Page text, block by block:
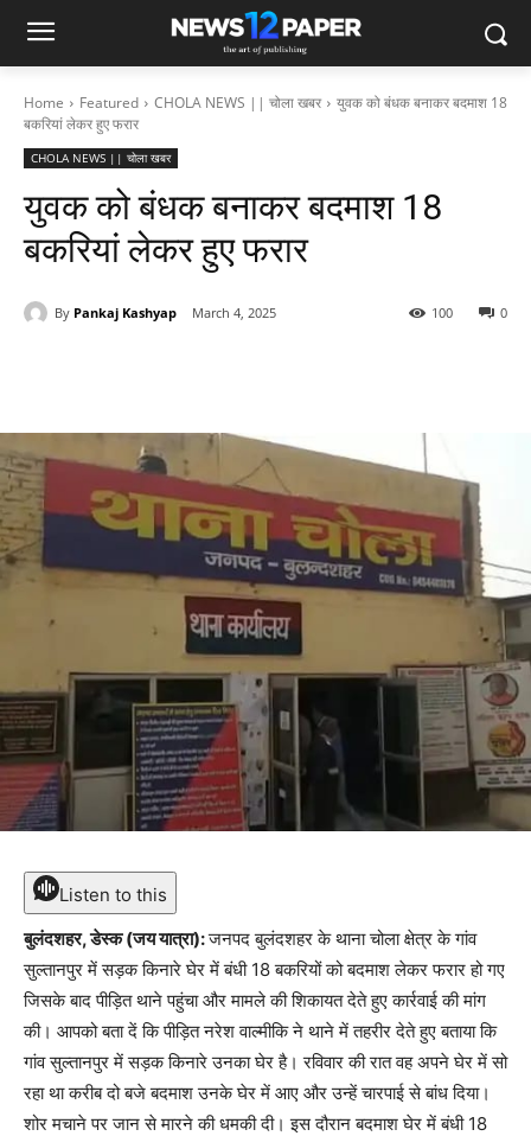
Home Featured CHOLA NEWS || चोला खबर
युवक को बंधक बनाकर बदमाश 18
बकरियां लेकर हुए फरार
CHOLA NEWS || चोला खबर
युवक को बंधक बनाकर बदमाश 18
बकरियां लेकर हुए फरार
By Pankaj Kashyap March 4, 2025 0
100
Listen to this
बुलंदशहर, डेस्क (जय यात्रा):जनपद बुलंदशहर के थाना चोला क्षेत्र के गांव
सुल्तानपुर में सड़क किनारे घेर में बंधी 18 बकरियों को बदमाश लेकर फरार हो गए
जिसके बाद पीड़ित थाने पहुंचा और मामले की शिकायत देते हुए कार्रवाई की मांग
की। आपको बता दें कि पीड़ित नरेश वाल्मीकि ने थाने में तहरीर देते हुए बताया कि
गांव सुल्तानपुर में सड़क किनारे उनका घेर है। रविवार की रात वह अपने घेर में सो
रहा था करीब दो बजे बदमाश उनके घेर में आए और उन्हें चारपाई से बांध दिया।
शोर मचाने पर जान से मारने की धमकी दी। इस दौरान बदमाश घेर में बंधी 18